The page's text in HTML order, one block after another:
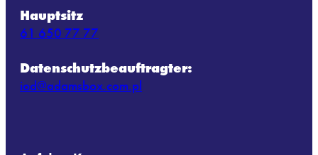
Hauptsitz
61 650 77 77
Datenschutzbeauftragter:
iod@adamsbox.com.pl